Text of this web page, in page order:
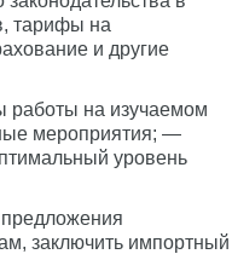
тарифы на
и другие
на изучаемом
мероприятия; —
уровень
предложения
заключить импортный